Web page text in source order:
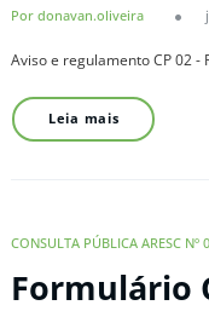
Por donavan.oliveira
Aviso e regulamento CP 02 -
Leia mais
CONSULTA PÚBLICA ARESC Nº
Formulário